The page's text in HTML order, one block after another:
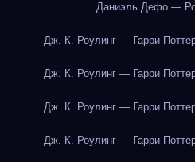
Даниэль Дефо —
Дж. К. Роулинг — Гарри
Дж. К. Роулинг — Гарри
Дж. К. Роулинг — Гарри
Дж. К. Роулинг — Гарри